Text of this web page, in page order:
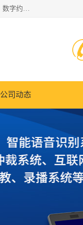
深圳鼎立宏泰科技有限公司专注做语音录像系统；主要服务有：约谈室同步录音录像系统、设计数字询问同步录音录像、数字约谈室同步录音录像、公开听证室、智慧庭审、智能语音识别转写、远程提讯（提审）、记录仪、远程指挥综合管理平台、录播系统等
公司动态